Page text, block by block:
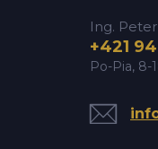
Ing.
+421
Po-Pia, 8-